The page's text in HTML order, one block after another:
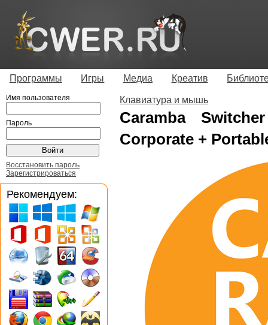
Программы Игры Медиа Креатив
Клавиатура и мышь
Caramba
Corporate +
Имя пользователя
Пароль
Восстановить пароль
Зарегистрироваться
Рекомендуем: